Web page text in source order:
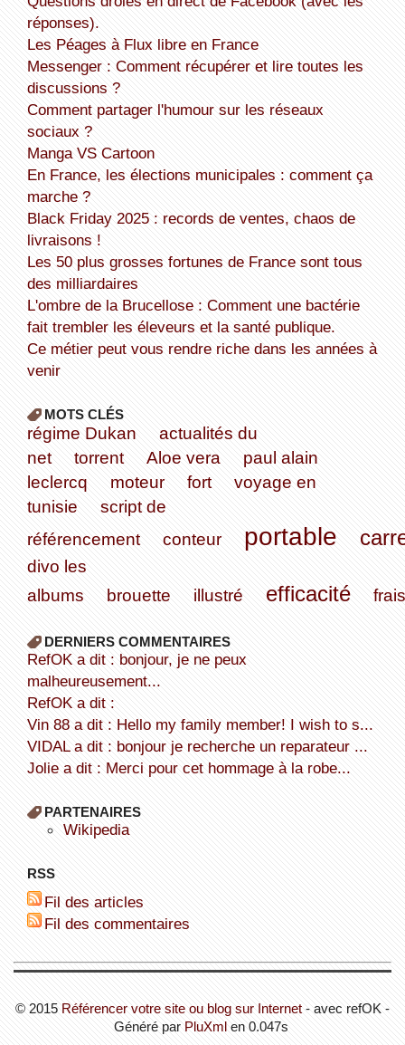
réponses).
Les Péages à Flux libre en France
Messenger : Comment récupérer et lire toutes les
discussions ?
Comment partager l'humour sur les réseaux
sociaux ?
Manga VS Cartoon
En France, les élections municipales : comment ça
marche ?
Black Friday 2025 : records de ventes, chaos de
livraisons !
Les 50 plus grosses fortunes de France sont tous
des milliardaires
L'ombre de la Brucellose : Comment une bactérie
fait trembler les éleveurs et la santé publique.
Ce métier peut vous rendre riche dans les années à
venir
MOTS CLÉS
régime Dukan
actualités du
net
torrent Aloe vera
paul alain
leclercq
moteur fort
voyage en
tunisie
script de
référencement
conteur portable
divo les
albums
brouette illustré efficacité frais
DERNIERS COMMENTAIRES
refOK a dit : bonjour, je ne peux
malheureusement...
refOK a dit :
Vin 88 a dit : Hello my family member! I wish to s...
VIDAL a dit : bonjour je recherche un reparateur ...
Jolie a dit : Merci pour cet hommage à la robe...
PARTENAIRES
wikipedia
RSS
Fil des articles
Fil des commentaires
© 2015 Référencer votre site ou blog sur Internet - avec refOK -
Généré par PluXmlen 0.047s